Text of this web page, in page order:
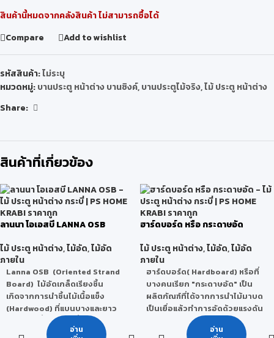
สินค้านี้หมดจากคลังสินค้า ไม่สามารถซื้อได้
Compare
Add to wishlist
รหัสสินค้า:ไม่ระบุ
หมวดหมู่:บานประตู หน้าต่าง บานซิงค์,บานประตูไม้จริง,ไม้ ประตู หน้าต่าง
Share:
สินค้าที่เกี่ยวข้อง
ลานนา โอเอสบี LANNA OSB
ไม้ ประตู หน้าต่าง,ไม้อัด,ไม้อัด
ภายใน
Lanna OSB (Oriented Strand
Board) ไม้อัดเกล็ดเรียงชิ้น
เกิดจากการนำชิ้นไม้เนื้อแข็ง
(Hardwood) ที่แบนบางและยาว
วางสลับเสี้ยนขวางตั้งฉากกัน
หลายชั้น โดยใช้กาวชนิดพิเศษและ
อ่าน
ฮาร์ดบอร์ด หรือ กระดาษอัด
ไม้ ประตู หน้าต่าง,ไม้อัด,ไม้อัด
ภายใน
ฮาร์ดบอร์ด( Hardboard) หรือที่
บางคนเรียก "กระดาษอัด" เป็น
ผลิตภัณฑ์ที่ได้จากการนำไม้มาบด
เป็นเยื่อแล้วทำการอัดด้วยแรงดัน
สูง คุณสมบัติเด่น ผิวหน้าเรียบ
แกร่ง ผิวสัมผัสด้านหลังเป็นรอย
อ่าน